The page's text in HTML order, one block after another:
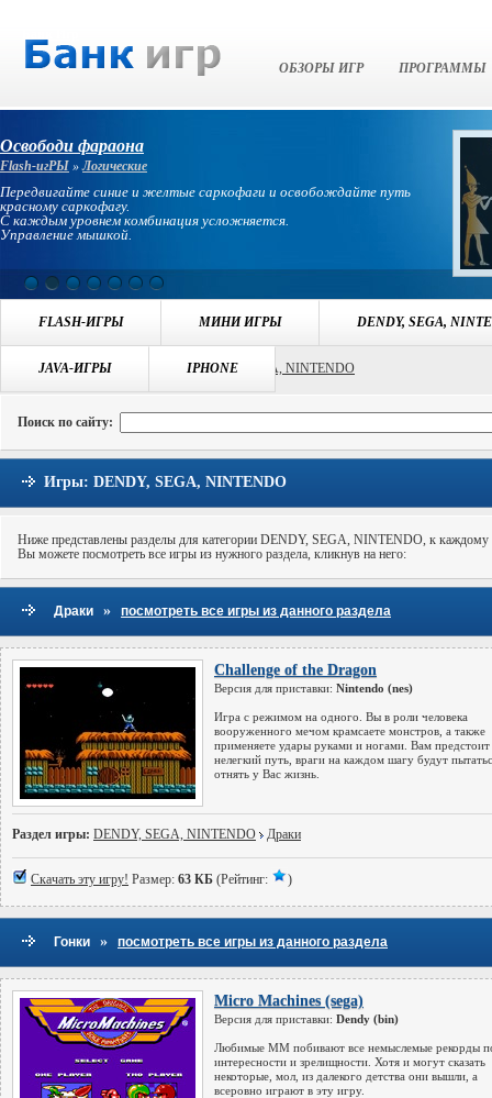
ОБЗОРЫ ИГР ПРОГРАММЫ
Освободи фараона
Flash-игРЫ »Логические
Передвигайте синие и желтые саркофаги и освобождайте путь
красному саркофагу.
С каждым уровнем комбинация усложняется.
Управление мышкой.
FLASH-ИГРЫ МИНИ ИГРЫ DENDY, SEGA,
JAVA-ИГРЫ IPHONE
Навигация:БАНК ИГР ИГРЫ DENDY, SEGA, NINTENDO
Поиск по сайту:
Игры: DENDY, SEGA, NINTENDO
Ниже представлены разделы для категории DENDY, SEGA, NINTENDO, к каждому
Вы можете посмотреть все игры из нужного раздела, кликнув на него:
Драки » посмотреть все игры из данного раздела
Challenge of the Dragon
Версия для приставки: Nintendo (nes)
Игра с режимом на одного. Вы в роли человека
вооруженного мечом крамсаете монстров, а также
применяете удары руками и ногами. Вам предстоит
нелегкий путь, враги на каждом шагу будут
отнять у Вас жизнь.
Раздел игры: DENDY, SEGA, NINTENDO Драки
Скачать эту игру! Размер: 63 КБ (Рейтинг: )
Гонки » посмотреть все игры из данного раздела
Micro Machines (sega)
Версия для приставки: Dendy (bin)
Любимые ММ побивают все немыслемые рекорды
интересности и зрелищности. Хотя и могут сказать
некоторые, мол, из далекого детства они вышли, а
всеровно играют в эту игру.